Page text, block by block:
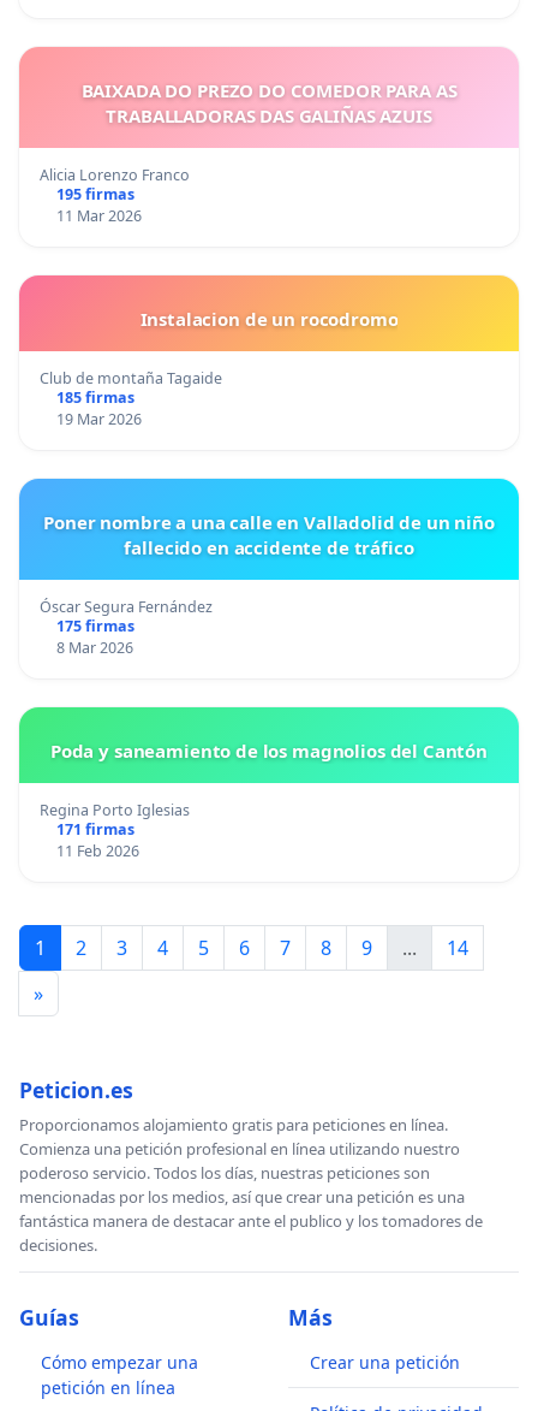
BAIXADA DO PREZO DO COMEDOR PARA AS
TRABALLADORAS DAS GALIÑAS AZUIS
Alicia Lorenzo Franco
195 firmas
11 Mar 2026
Instalacion de un rocodromo
Club de montaña Tagaide
185 firmas
19 Mar 2026
Poner nombre a una calle en Valladolid de un niño
fallecido en accidente de tráfico
Óscar Segura Fernández
175 firmas
8 Mar 2026
Poda y saneamiento de los magnolios del Cantón
Regina Porto Iglesias
171 firmas
11 Feb 2026
1 2 3 4 5 6 7 8 9 ...
14
»
Peticion.es
Proporcionamos alojamiento gratis para peticiones en línea.
Comienza una petición profesional en línea utilizando nuestro
poderoso servicio. Todos los días, nuestras peticiones son
mencionadas por los medios, así que crear una petición es una
fantástica manera de destacar ante el publico y los tomadores de
decisiones.
Guías
Cómo empezar una
petición en línea
Más
Crear una petición